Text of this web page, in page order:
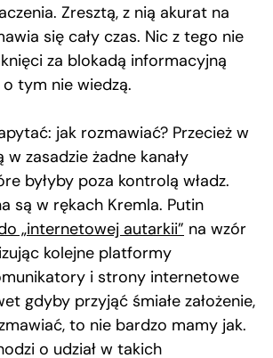
Zresztą, z nią akurat na
się cały czas. Nic z tego nie
za blokadą informacyjną
tym nie wiedzą.
jak rozmawiać? Przecież w
w zasadzie żadne kanały
byłyby poza kontrolą władz.
są w rękach Kremla. Putin
„internetowej autarkii” na wzór
kolejne platformy
i strony internetowe
gdyby przyjąć śmiałe założenie,
to nie bardzo mamy jak.
o udział w takich